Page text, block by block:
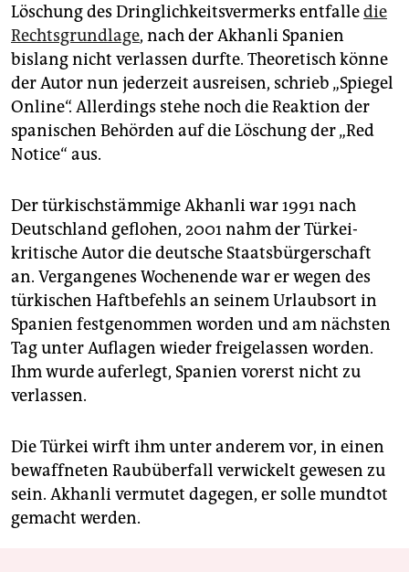
Löschung des Dringlichkeitsvermerks entfalledie
Rechtsgrundlage, nach der Akhanli Spanien
bislang nicht verlassen durfte. Theoretisch könne
der Autor nun jederzeit ausreisen, schrieb „Spiegel
Online“. Allerdings stehe noch die Reaktion der
spanischen Behörden auf die Löschung der „Red
Notice“ aus.
Der türkischstämmige Akhanli war 1991 nach
Deutschland geflohen, 2001 nahm der Türkei-
kritische Autor die deutsche Staatsbürgerschaft
an. Vergangenes Wochenende war er wegen des
türkischen Haftbefehls an seinem Urlaubsort in
Spanien festgenommen worden und am nächsten
Tag unter Auflagen wieder freigelassen worden.
Ihm wurde auferlegt, Spanien vorerst nicht zu
verlassen.
Die Türkei wirft ihm unter anderem vor, in einen
bewaffneten Raubüberfall verwickelt gewesen zu
sein. Akhanli vermutet dagegen, er solle mundtot
gemacht werden.